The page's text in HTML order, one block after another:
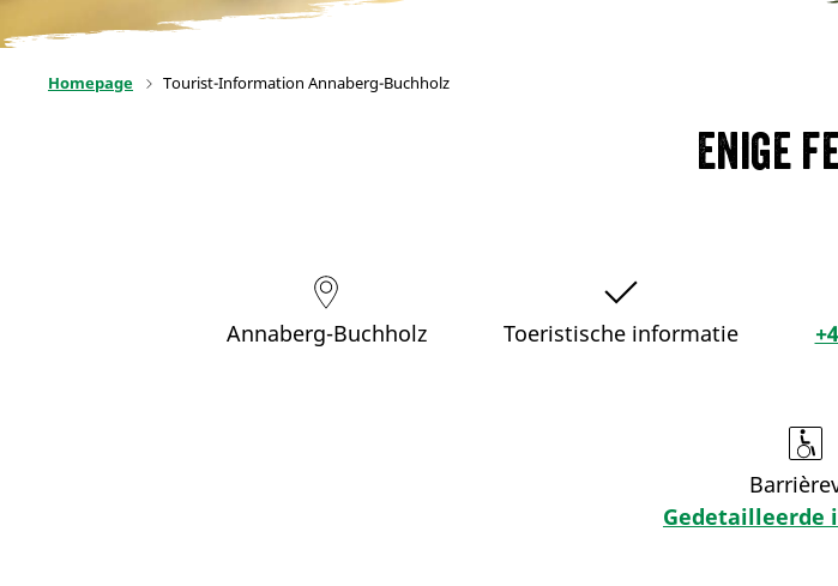
Homepage Tourist-Information Annaberg-Buchholz
Enige
Annaberg-Buchholz Toeristische informatie
Gedetailleerde